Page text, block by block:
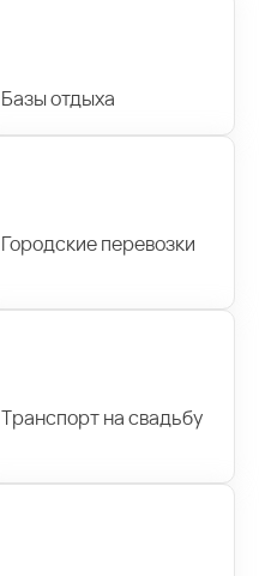
Базы отдыха
Городские перевозки
Транспорт на свадьбу